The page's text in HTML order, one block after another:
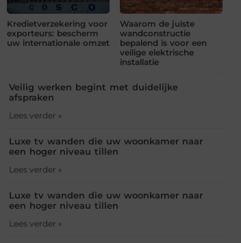
Kredietverzekering voor
exporteurs: bescherm
uw internationale omzet
Waarom de juiste
wandconstructie
bepalend is voor een
veilige elektrische
installatie
Veilig werken begint met duidelijke
afspraken
Lees verder »
Luxe tv wanden die uw woonkamer naar
een hoger niveau tillen
Lees verder »
Luxe tv wanden die uw woonkamer naar
een hoger niveau tillen
Lees verder »